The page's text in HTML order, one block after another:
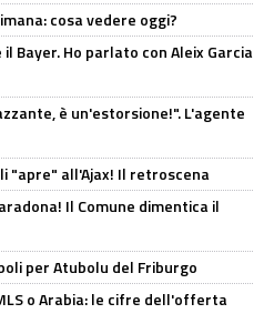
cosa vedere oggi?
Bayer. Ho parlato con Aleix Garcia
è un'estorsione!". L'agente
"apre" all'Ajax! Il retroscena
Il Comune dimentica il
per Atubolu del Friburgo
o Arabia: le cifre dell'offerta